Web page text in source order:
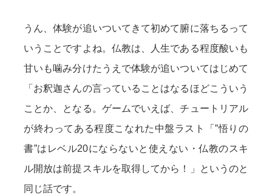
うん、体験が追いついてきて初めて腑に落ちるって
いうことですよね。仏教は、人生である程度酸いも
甘いも噛み分けたうえで体験が追いついてはじめて
「お釈迦さんの言っていることはなるほどこういう
ことか、となる。ゲームでいえば、チュートリアル
が終わってある程度こなれた中盤ラスト「”悟りの
書”はレベル20にならないと使えない・仏教のスキ
ル開放は前提スキルを取得してから！」というのと
同じ話です。